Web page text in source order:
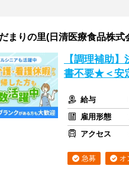
まりの里(日清医療食品株式
【調理補助
書不要★＜安
給与
雇用形態
アクセス
急募 オ